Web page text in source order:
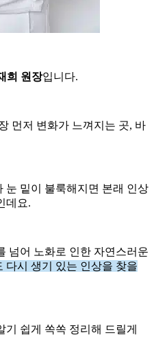
희 원장입니다.
먼저 변화가 느껴지는 곳, 바
눈 밑이 불룩해지면 본래 인상
데요.
넘어 노화로 인한 자연스러운
다시 생기 있는 인상을 찾을
쉽게 쏙쏙 정리해 드릴게